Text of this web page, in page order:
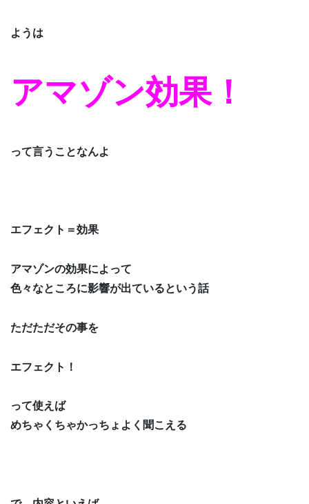
ようは
アマゾン効果！
って言うことなんよ
エフェクト＝効果
アマゾンの効果によって
色々なところに影響が出ているという話
ただただその事を
エフェクト！
って使えば
めちゃくちゃかっちょよく聞こえる